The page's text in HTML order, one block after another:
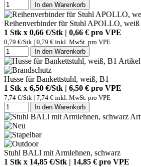
In den Warenkorb
Reihenverbinder für Stuhl APOLLO, weiß
1 Stk x 0,66 €/Stk | 0,66 € pro VPE
0,79 €/Stk | 0,79 € inkl. MwSt. pro VPE
In den Warenkorb
Husse für Bankettstuhl, weiß, B1
1 Stk x 6,50 €/Stk | 6,50 € pro VPE
7,74 €/Stk | 7,74 € inkl. MwSt. pro VPE
In den Warenkorb
Stuhl BALI mit Armlehnen, schwarz
1 Stk x 14,85 €/Stk | 14,85 € pro VPE